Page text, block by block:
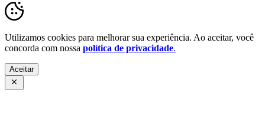
Utilizamos cookies para melhorar sua experiência. Ao aceitar, você
concorda com nossa política de privacidade.
Aceitar